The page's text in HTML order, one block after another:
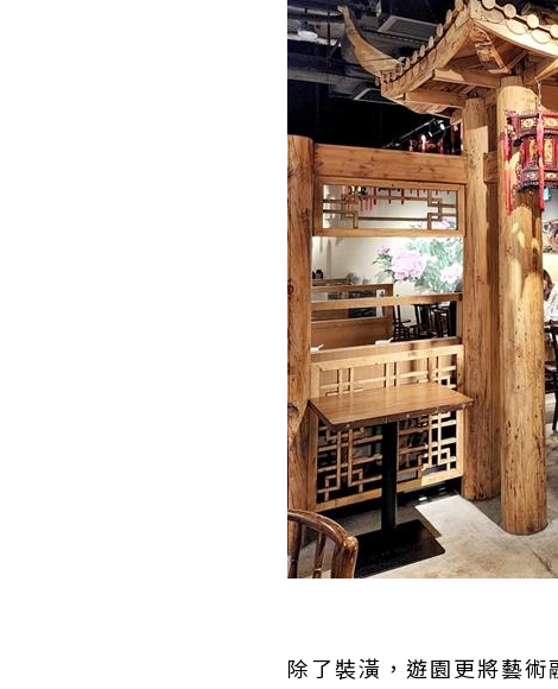
除了裝潢，遊園更將藝術